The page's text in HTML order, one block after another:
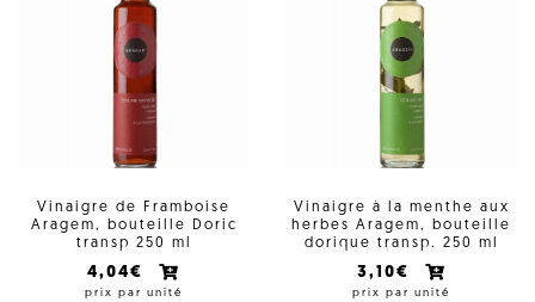
Vinaigre de Framboise
Aragem, bouteille Doric
transp 250 ml
4,04€
prix par unité
Vinaigre à la menthe aux
herbes Aragem, bouteille
dorique transp. 250 ml
3,10€
prix par unité